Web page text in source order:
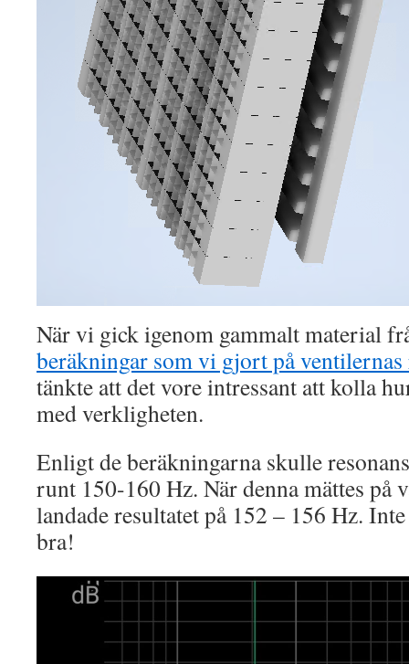
När vi gick igenom gammalt material
beräkningar som vi gjort på ventilernas
tänkte att det vore intressant att kolla
med verkligheten.
Enligt de beräkningarna skulle
runt 150-160 Hz. När denna mättes på
landade resultatet på 152 – 156 Hz.
bra!